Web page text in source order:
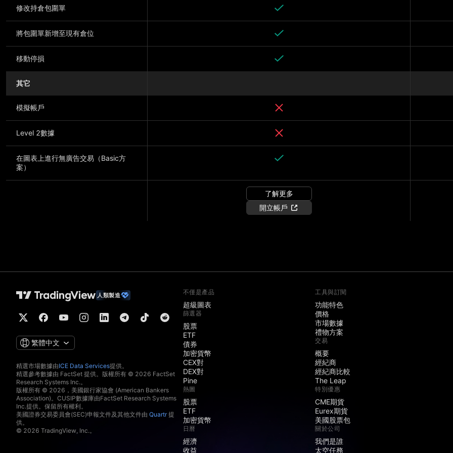
修改持倉包圍單
將包圍單新增至現有倉位
移動停損
其它
模擬帳戶
Level 2數據
在圖表上進行無廣告交易（Basic方
案）
了解更多
開立帳戶
人類製造
繁體中文
精選市場數據由ICE Data Services提供。
精選參考數據由 FactSet 提供。版權所有 © 2026 FactSet
Research Systems Inc.。
版權所有 © 2026，美國銀行家協會 (American Bankers
Association)。CUSIP數據庫由FactSet Research Systems
Inc.提供。保留所有權利。
美國證券交易委員會(SEC)申報文件及其他文件由 Quartr提
供。
© 2026 TradingView, Inc.。
不僅是產品
超級圖表
篩選器
股票
ETF
債券
加密貨幣
CEX對
DEX對
Pine
熱圖
股票
ETF
加密貨幣
日曆
經濟
收益
工具與訂閱
功能特色
價格
市場數據
禮物方案
交易
概要
經紀商
經紀商比較
The Leap
特別優惠
CME期貨
Eurex期貨
美國股票包
關於公司
我們是誰
太空任務